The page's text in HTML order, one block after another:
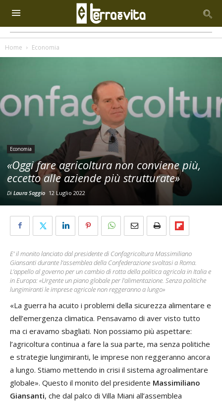
Home Economia
Economia
«Oggi fare agricoltura non conviene più,
eccetto alle aziende più strutturate»
Di Laura Saggio 12 Luglio 2022
E’ il monito lanciato dal presidente di Confagricoltura Massimiliano
Giansanti durante l’assemblea della Confederazione svoltasi a Roma.
L’appello al governo per un cambio di rotta della politica agricola in Italia e
in Europa: «Urgente un piano globale per l’alimentazione. Senza politiche
lungimiranti le imprese agricole non reggeranno a lungo»
«La guerra ha acuito i problemi della sicurezza alimentare e
dell’emergenza climatica. Pensavamo di aver visto tutto
ma ci eravamo sbagliati. Non possiamo più aspettare:
l’agricoltura continua a fare la sua parte, ma senza politiche
e strategie lungimiranti, le imprese non reggeranno ancora
a lungo. Stiamo mettendo in crisi il sistema agroalimentare
globale». Questo il monito del presidente Massimiliano
Giansanti, che dal palco di Villa Miani all’assemblea